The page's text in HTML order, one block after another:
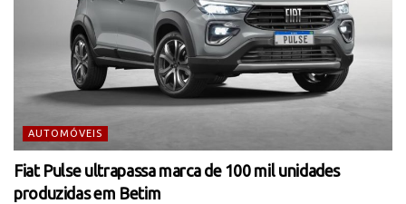
AUTOMÓVEIS
Fiat Pulse ultrapassa marca de 100 mil unidades
produzidas em Betim